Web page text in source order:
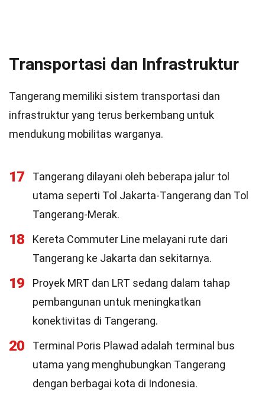
Transportasi dan Infrastruktur
Tangerang memiliki sistem transportasi dan
infrastruktur yang terus berkembang untuk
mendukung mobilitas warganya.
17
Tangerang dilayani oleh beberapa jalur tol
utama seperti Tol Jakarta-Tangerang dan Tol
Tangerang-Merak.
18
Kereta Commuter Line melayani rute dari
Tangerang ke Jakarta dan sekitarnya.
19
Proyek MRT dan LRT sedang dalam tahap
pembangunan untuk meningkatkan
konektivitas di Tangerang.
20
Terminal Poris Plawad adalah terminal bus
utama yang menghubungkan Tangerang
dengan berbagai kota di Indonesia.